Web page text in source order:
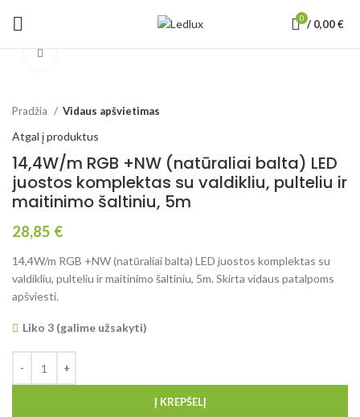
0 / 0,00€
Pradžia Vidaus apšvietimas
Atgal į produktus
14,4W/m RGB +NW (natūraliai balta) LED
juostos komplektas su valdikliu, pulteliu ir
maitinimo šaltiniu, 5m
28,85 €
14,4W/m RGB +NW (natūraliai balta) LED juostos komplektas su
valdikliu, pulteliu ir maitinimo šaltiniu, 5m. Skirta vidaus patalpoms
apšviesti.
Liko 3 (galime užsakyti)
Į KREPŠELĮ